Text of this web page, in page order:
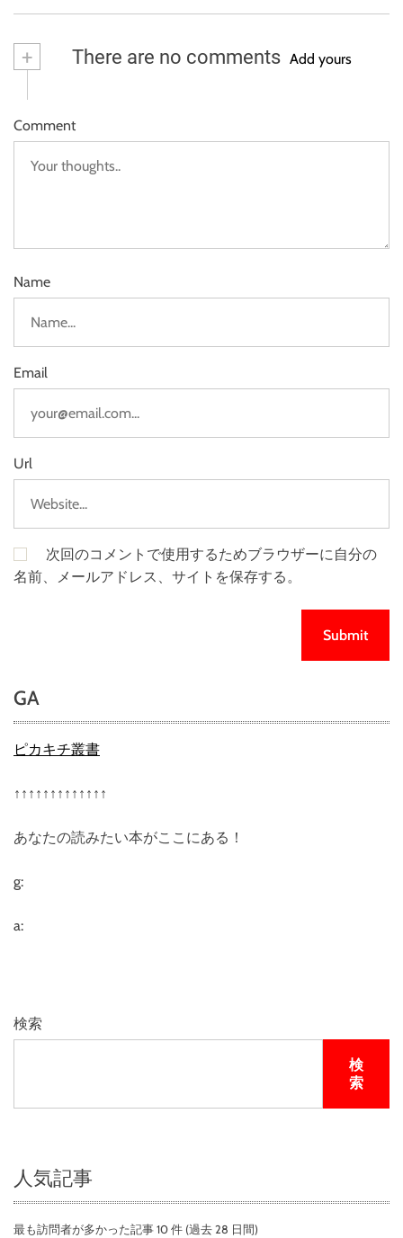
+ There are no comments Add yours
Comment
Name
Email
Url
次回のコメントで使用するためブラウザーに自分の
名前、メールアドレス、サイトを保存する。
GA
ピカキチ叢書
↑↑↑↑↑↑↑↑↑↑↑↑↑
あなたの読みたい本がここにある！
g:
a:
検索
検
索
人気記事
最も訪問者が多かった記事 10 件 (過去 28 日間)